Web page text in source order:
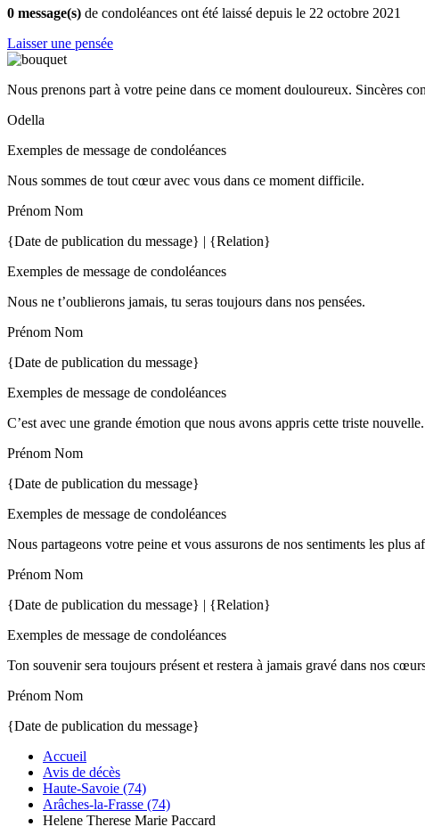
0 message(s) de condoléances ont été laissé depuis le 22 octobre 2021
Laisser une pensée
Nous prenons part à votre peine dans ce moment douloureux. Sincères
Odella
Exemples de message de condoléances
Nous sommes de tout cœur avec vous dans ce moment difficile.
Prénom Nom
{Date de publication du message} | {Relation}
Exemples de message de condoléances
Nous ne t’oublierons jamais, tu seras toujours dans nos pensées.
Prénom Nom
{Date de publication du message}
Exemples de message de condoléances
C’est avec une grande émotion que nous avons appris cette triste
Prénom Nom
{Date de publication du message}
Exemples de message de condoléances
Nous partageons votre peine et vous assurons de nos sentiments les plus
Prénom Nom
{Date de publication du message} | {Relation}
Exemples de message de condoléances
Ton souvenir sera toujours présent et restera à jamais gravé dans nos
Prénom Nom
{Date de publication du message}
Accueil
Avis de décès
Haute-Savoie (74)
Arâches-la-Frasse (74)
Helene Therese Marie Paccard